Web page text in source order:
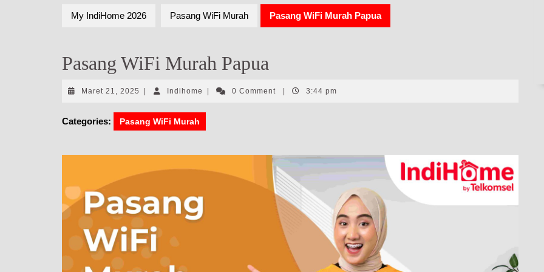
My IndiHome 2026 Pasang WiFi Murah Pasang WiFi Murah Papua
Pasang WiFi Murah Papua
Maret 21, 2025 Maret
2025
Indihome Indihome0 Comment 3:44 pm
Categories: Pasang WiFi Murah